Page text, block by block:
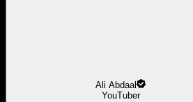
Ali Abdaal
YouTuber